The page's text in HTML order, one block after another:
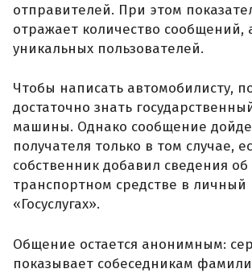
отправителей. При этом
отражает количество сообщений,
уникальных пользователей.
Чтобы написать автомобилисту,
достаточно знать
машины. Однако сообщение
получателя только в том случае,
собственник добавил сведения об
транспортном средстве в личный
«Госуслугах».
Общение остается анонимным:
показывает собеседникам